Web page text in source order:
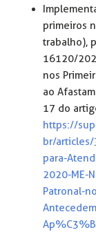
primeiros
trabalho),
16120/
nos
ao
17 do
https://
br/articles/
para-
2020-ME-
Patronal-